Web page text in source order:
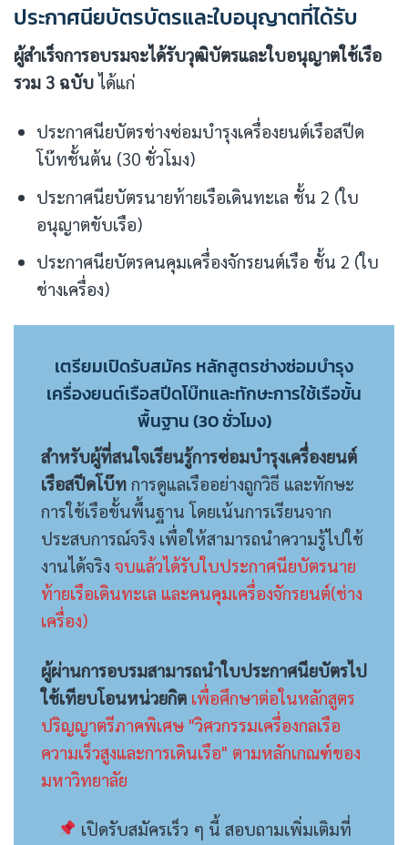
ประกาศนียบัตรบัตรและใบอนุญาตที่ได้รับ
ผู้สำเร็จการอบรมจะได้รับวุฒิบัตรและใบอนุญาตใช้เรือ
รวม 3 ฉบับได้แก่
ประกาศนียบัตรช่างซ่อมบำรุงเครื่องยนต์เรือสปีด
โบ๊ทชั้นต้น (30 ชั่วโมง)
ประกาศนียบัตรนายท้ายเรือเดินทะเล ชั้น 2 (ใบ
อนุญาตขับเรือ)
ประกาศนียบัตรคนคุมเครื่องจักรยนต์เรือ ชั้น 2 (ใบ
ช่างเครื่อง)
เตรียมเปิดรับสมัคร หลักสูตรช่างซ่อมบำรุง
เครื่องยนต์เรือสปีดโบ๊ทและทักษะการใช้เรือขั้น
พื้นฐาน (30 ชั่วโมง)
สำหรับผู้ที่สนใจเรียนรู้การซ่อมบำรุงเครื่องยนต์
เรือสปีดโบ๊ท การดูแลเรืออย่างถูกวิธี และทักษะ
การใช้เรือขั้นพื้นฐาน โดยเน้นการเรียนจาก
ประสบการณ์จริง เพื่อให้สามารถนำความรู้ไปใช้
งานได้จริง จบแล้วได้รับใบประกาศนียบัตรนาย
ท้ายเรือเดินทะเล และคนคุมเครื่องจักรยนต์(ช่าง
เครื่อง)
ผู้ผ่านการอบรมสามารถนำใบประกาศนียบัตรไป
ใช้เทียบโอนหน่วยกิต เพื่อศึกษาต่อในหลักสูตร
ปริญญาตรีภาคพิเศษ "วิศวกรรมเครื่องกลเรือ
ความเร็วสูงและการเดินเรือ" ตามหลักเกณฑ์ของ
มหาวิทยาลัย
เปิดรับสมัครเร็ว ๆ นี้ สอบถามเพิ่มเติมที่